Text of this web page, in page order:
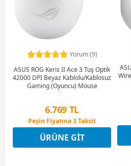
Yorum (9)
ASUS ROG Keris II Ace 3 Tuş Optik
42000 DPI Beyaz Kablolu/Kablosuz
Gaming (Oyuncu) Mouse
6.769 TL
Peşin Fiyatına 3 Taksit
12 Ay x 796 TL taksitle
Peşin Fiyatına 3 Taksit
ÜRÜNE GIT